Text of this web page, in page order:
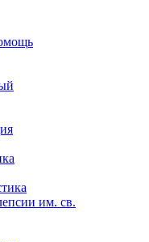
им. св.